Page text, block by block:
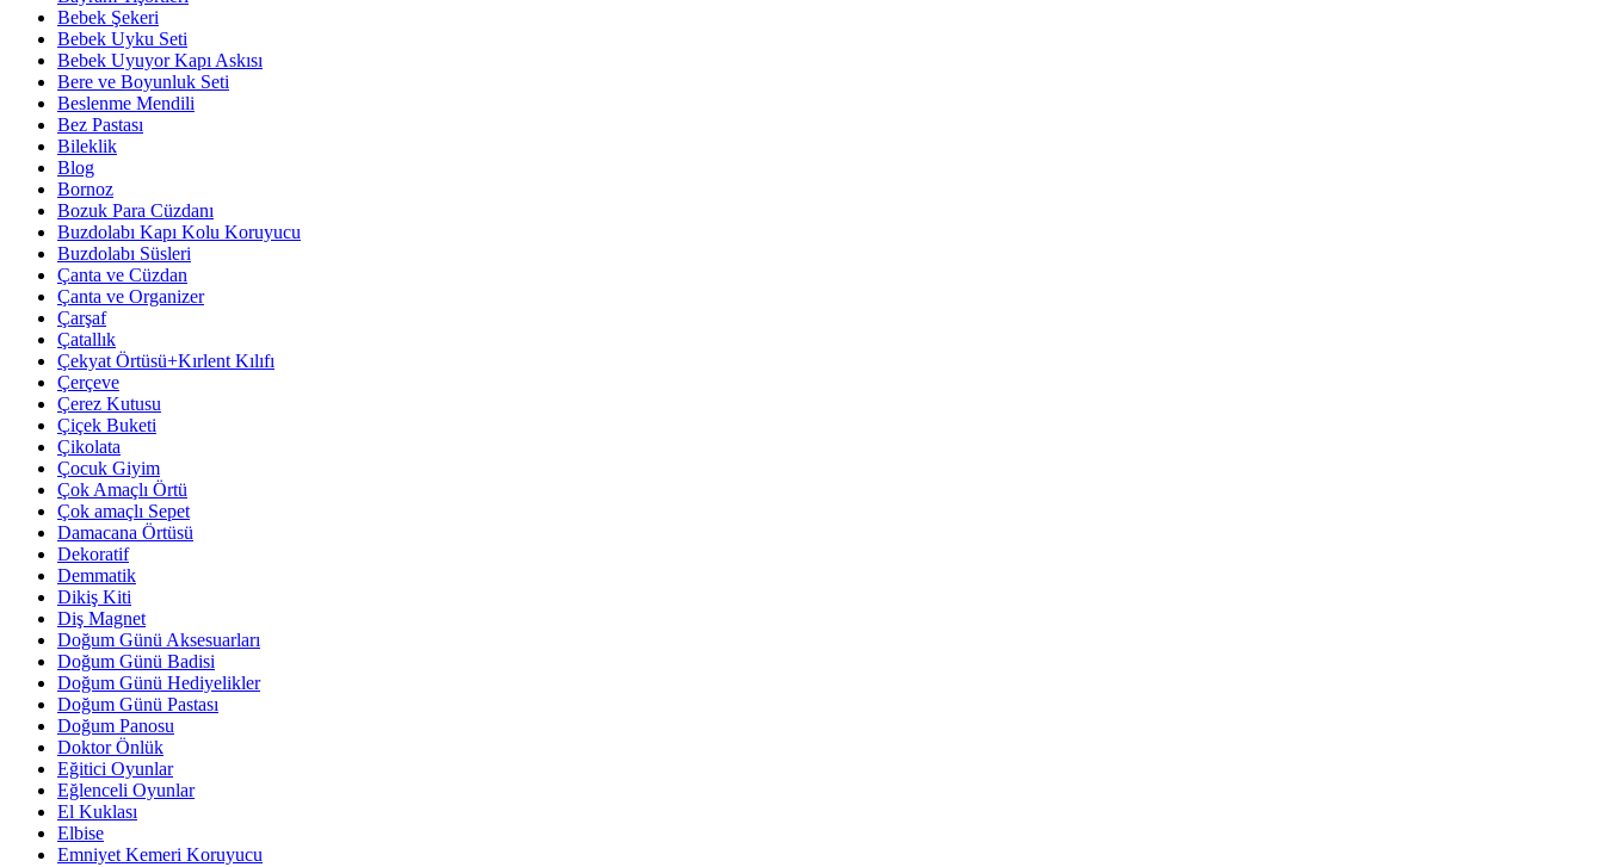
Bebek Şekeri
Bebek Uyku Seti
Bebek Uyuyor Kapı Askısı
Bere ve Boyunluk Seti
Beslenme Mendili
Bez Pastası
Bileklik
Blog
Bornoz
Bozuk Para Cüzdanı
Buzdolabı Kapı Kolu Koruyucu
Buzdolabı Süsleri
Çanta ve Cüzdan
Çanta ve Organizer
Çarşaf
Çatallık
Çekyat Örtüsü+Kırlent Kılıfı
Çerçeve
Çerez Kutusu
Çiçek Buketi
Çikolata
Çocuk Giyim
Çok Amaçlı Örtü
Çok amaçlı Sepet
Damacana Örtüsü
Dekoratif
Demmatik
Dikiş Kiti
Diş Magnet
Doğum Günü Aksesuarları
Doğum Günü Badisi
Doğum Günü Hediyelikler
Doğum Günü Pastası
Doğum Panosu
Doktor Önlük
Eğitici Oyunlar
Eğlenceli Oyunlar
El Kuklası
Elbise
Emniyet Kemeri Koruyucu